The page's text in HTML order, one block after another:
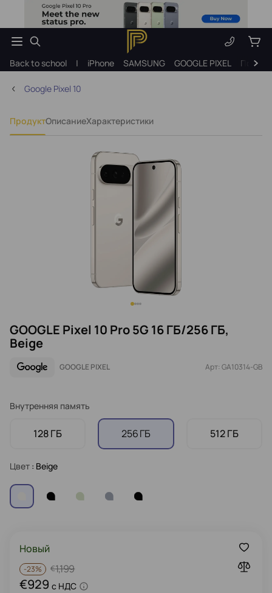
Back to school | iPhone SAMSUNG GOOGLE PIXEL
Google Pixel 10
ПродуктОписаниеХарактеристики
GOOGLE Pixel 10 Pro 5G 16 ГБ/256 ГБ,
Beige
GOOGLE PIXEL Арт: GA10314-GB
Внутренняя память
128 ГБ 256 ГБ 512 ГБ
Цвет : Beige
Новый
€929 c НДС
-23% 1,199
€